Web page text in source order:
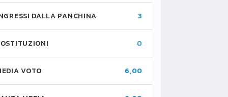
DALLA PANCHINA 3
0
VOTO 6,00